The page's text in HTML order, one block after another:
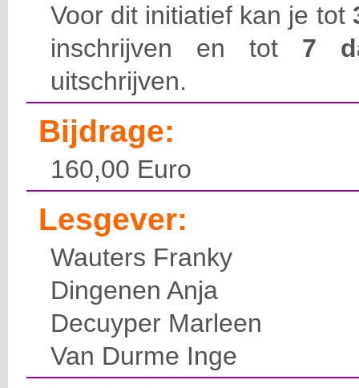
Voor dit initiatief kan je tot
inschrijven en tot 7
uitschrijven.
Bijdrage:
160,00 Euro
Lesgever:
Wauters Franky
Dingenen Anja
Decuyper Marleen
Van Durme Inge